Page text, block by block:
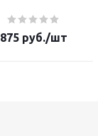
875руб./шт